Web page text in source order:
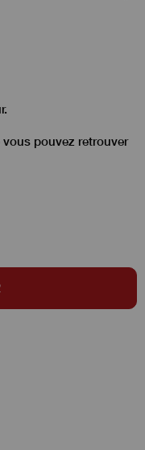
vous pouvez retrouver